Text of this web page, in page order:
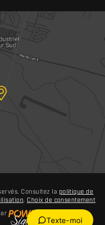
Consultez la politique de
. Choix de consentement
Texte-moi